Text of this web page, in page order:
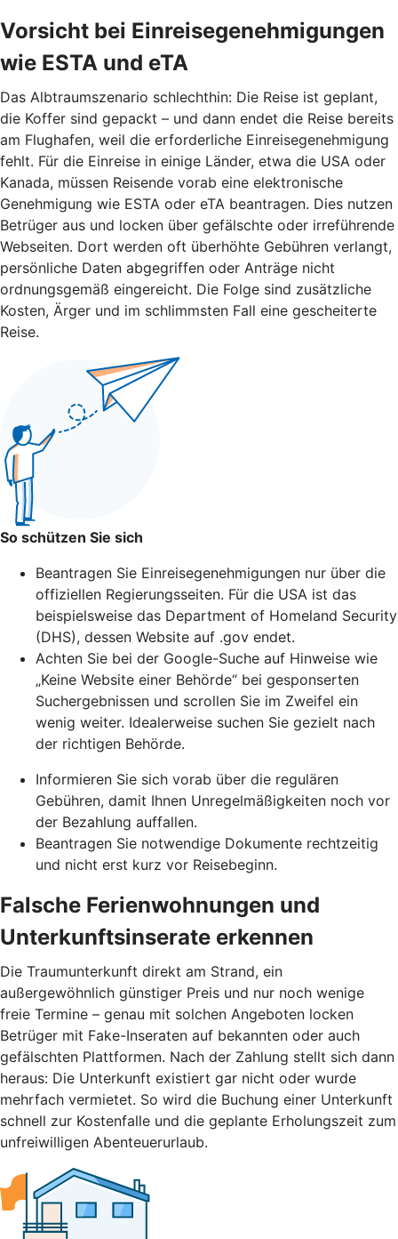
Vorsicht bei Einreisegenehmigungen
wie ESTA und eTA
Das Albtraumszenario schlechthin: Die Reise ist geplant,
die Koffer sind gepackt – und dann endet die Reise bereits
am Flughafen, weil die erforderliche Einreisegenehmigung
fehlt. Für die Einreise in einige Länder, etwa die USA oder
Kanada, müssen Reisende vorab eine elektronische
Genehmigung wie ESTA oder eTA beantragen. Dies nutzen
Betrüger aus und locken über gefälschte oder irreführende
Webseiten. Dort werden oft überhöhte Gebühren verlangt,
persönliche Daten abgegriffen oder Anträge nicht
ordnungsgemäß eingereicht. Die Folge sind zusätzliche
Kosten, Ärger und im schlimmsten Fall eine gescheiterte
Reise.
So schützen Sie sich
Beantragen Sie Einreisegenehmigungen nur über die
offiziellen Regierungsseiten. Für die USA ist das
beispielsweise das Department of Homeland Security
(DHS), dessen Website auf .gov endet.
Achten Sie bei der Google-Suche auf Hinweise wie
„Keine Website einer Behörde“ bei gesponserten
Suchergebnissen und scrollen Sie im Zweifel ein
wenig weiter. Idealerweise suchen Sie gezielt nach
der richtigen Behörde.
Informieren Sie sich vorab über die regulären
Gebühren, damit Ihnen Unregelmäßigkeiten noch vor
der Bezahlung auffallen.
Beantragen Sie notwendige Dokumente rechtzeitig
und nicht erst kurz vor Reisebeginn.
Falsche Ferienwohnungen und
Unterkunftsinserate erkennen
Die Traumunterkunft direkt am Strand, ein
außergewöhnlich günstiger Preis und nur noch wenige
freie Termine – genau mit solchen Angeboten locken
Betrüger mit Fake-Inseraten auf bekannten oder auch
gefälschten Plattformen. Nach der Zahlung stellt sich dann
heraus: Die Unterkunft existiert gar nicht oder wurde
mehrfach vermietet. So wird die Buchung einer Unterkunft
schnell zur Kostenfalle und die geplante Erholungszeit zum
unfreiwilligen Abenteuerurlaub.